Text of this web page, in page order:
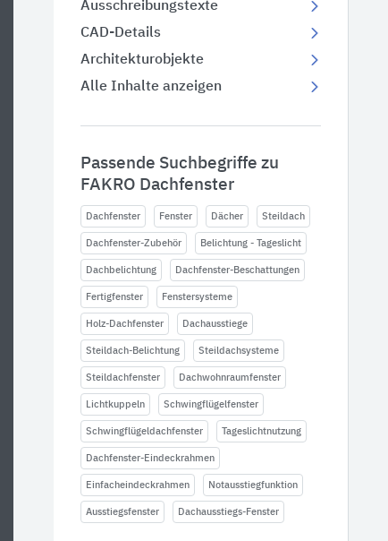
Ausschreibungstexte
CAD-Details
Architekturobjekte
Alle Inhalte anzeigen
Passende Suchbegriffe zu
FAKRO Dachfenster
Dachfenster Fenster Dächer Steildach
Dachfenster-Zubehör Belichtung - Tageslicht
Dachbelichtung Dachfenster-Beschattungen
Fertigfenster Fenstersysteme
Holz-Dachfenster Dachausstiege
Steildach-Belichtung Steildachsysteme
Steildachfenster Dachwohnraumfenster
Lichtkuppeln Schwingflügelfenster
Schwingflügeldachfenster Tageslichtnutzung
Dachfenster-Eindeckrahmen
Einfacheindeckrahmen Notausstiegfunktion
Ausstiegsfenster Dachausstiegs-Fenster